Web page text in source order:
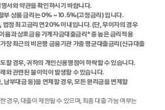
서와 약관을 확인하시기 바랍니다.
부 상품 금리는 0% ~ 10.5%(고정금리) 입니다.
정 최고금리 연20% 이내입니다. (단, 무이자의 경우
율과 상호금융 가계자금대출금리* 중 높은 금리적용
장 최근의 비은행 금융기관 가중 평균대출금리(신규대출
할 경우, 귀하의 개인신용평점이 하락할 수 있습니다.
와 관련된 불이익이 발생할 수 있습니다.
납부대금 등)을 연체할 경우, 모든 원리금을 변제할
경우, 대출이 제한될 수 있으며, 최종 대출 가능 여부는